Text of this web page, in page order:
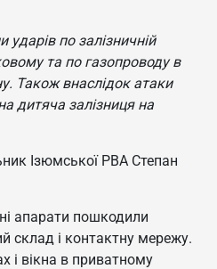
ударів по залізничній
та по газопроводу в
Також внаслідок атаки
дитяча залізниця на
Ізюмської РВА Степан
апарати пошкодили
склад і контактну мережу.
і вікна в приватному